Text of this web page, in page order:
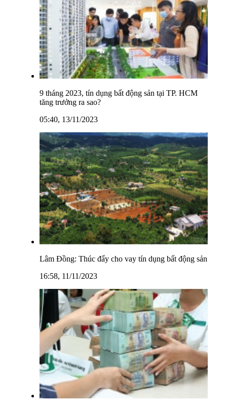
9 tháng 2023, tín dụng bất động sản tại TP. HCM
tăng trưởng ra sao?
05:40, 13/11/2023
Lâm Đồng: Thúc đẩy cho vay tín dụng bất động sản
16:58, 11/11/2023